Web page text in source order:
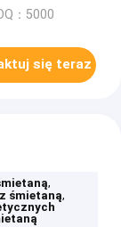
：5000
się teraz
,
śmietaną,